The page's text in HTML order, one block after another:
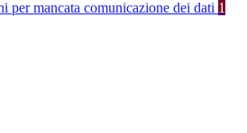
per mancata comunicazione dei dati 1